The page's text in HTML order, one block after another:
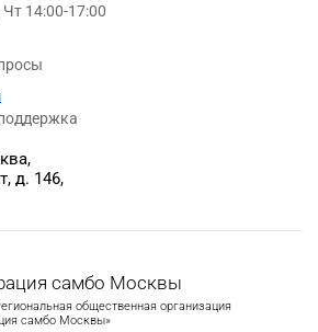
самбо Москвы
общественная организация
самбо Москвы»
д. 146,
14:00-17:00